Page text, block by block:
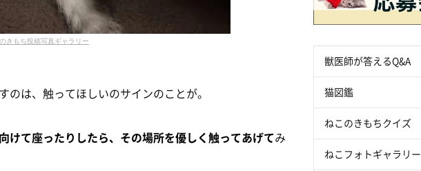
きもち投稿写真ギャラリー
は、触ってほしいのサインのことが。
けて座ったりしたら、その場所を優しく触ってあげてみ
獣医師が答えるQ&A
猫図鑑
ねこのきもちクイズ
ねこフォトギャラリー